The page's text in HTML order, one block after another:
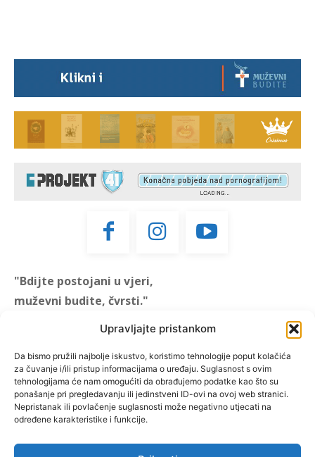
Upravljajte pristankom
Da bismo pružili najbolje iskustvo, koristimo tehnologije poput kolačića
za čuvanje i/ili pristup informacijama o uređaju. Suglasnost s ovim
tehnologijama će nam omogućiti da obrađujemo podatke kao što su
ponašanje pri pregledavanju ili jedinstveni ID-ovi na ovoj web stranici.
Nepristanak ili povlačenje suglasnosti može negativno utjecati na
određene karakteristike i funkcije.
"Bdijte postojani u vjeri,
muževni budite, čvrsti."
"Muževni budite" prvi je
hrvatski portal za katoličke
muškarce koji pokušava
reafirmirati u današnje
vrijeme itekako narušen